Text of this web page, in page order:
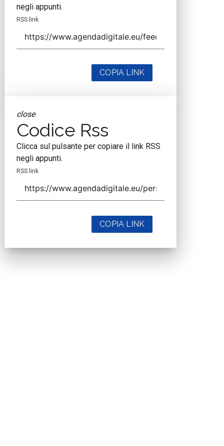
negli appunti.
RSS link
COPIA LINK
close
Codice Rss
Clicca sul pulsante per copiare il link RSS
negli appunti.
RSS link
COPIA LINK